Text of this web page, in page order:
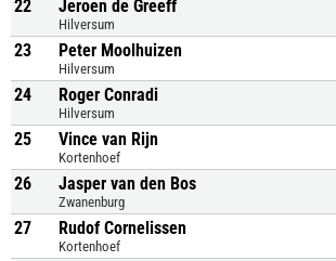
22 Jeroen de Greeff
Hilversum
23 Peter Moolhuizen
Hilversum
24 Roger Conradi
Hilversum
25 Vince van Rijn
Kortenhoef
26 Jasper van den Bos
Zwanenburg
27 Rudof Cornelissen
Kortenhoef